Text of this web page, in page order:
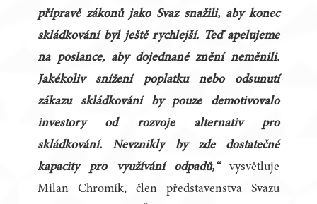
přípravě zákonů jako Svaz snažili, aby konec
skládkování byl ještě rychlejší. Teď apelujeme
na poslance, aby dojednané znění neměnili.
Jakékoliv snížení poplatku nebo odsunutí
zákazu skládkování by pouze demotivovalo
investory od rozvoje alternativ pro
skládkování. Nevznikly by zde dostatečné
kapacity pro využívání odpadů,“vysvětluje
Milan Chromík, člen představenstva Svazu